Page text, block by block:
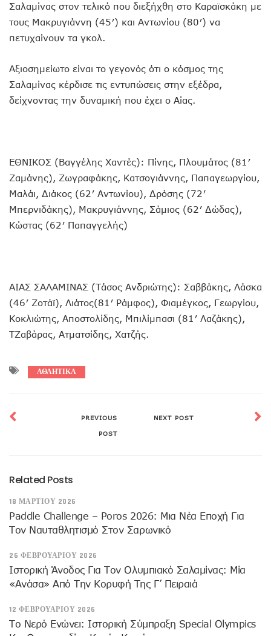
Σαλαμίνας στον τελικό που διεξήχθη στο Καραϊσκάκη με
τους Μακρυγιάννη (45′) και Αντωνίου (80′) να
πετυχαίνουν τα γκολ.
Αξιοσημείωτο είναι το γεγονός ότι ο κόσμος της
Σαλαμίνας κέρδισε τις εντυπώσεις στην εξέδρα,
δείχνοντας την δυναμική που έχει ο Αίας.
ΕΘΝΙΚΟΣ (Βαγγέλης Χαντές): Πίνης, Πλουμάτος (81′
Ζαμάνης), Ζωγραφάκης, Κατσογιάννης, Παπαγεωργίου,
Μαλάι, Διάκος (62′ Αντωνίου), Δρόσης (72′
Μπερνιδάκης), Μακρυγιάννης, Σάμιος (62′ Δώδας),
Κώστας (62′ Παπαγγελής)
ΑΙΑΣ ΣΑΛΑΜΙΝΑΣ (Τάσος Ανδριώτης): Σαββάκης, Λάσκα
(46′ Ζοτάϊ), Λιάτος(81′ Ράμφος), Φιαμέγκος, Γεωργίου,
Κοκλιώτης, Αποστολίδης, Μπιλίμπασι (81′ Λαζάκης),
ΤΖαβάρας, Ατματσίδης, Χατζής.
ΑΘΛΗΤΙΚΑ
PREVIOUS
POST
NEXT POST
Related Posts
18 ΜΑΡΤΊΟΥ 2026
Paddle Challenge – Poros 2026: Μια Νέα Εποχή Για
Τον Ναυταθλητισμό Στον Σαρωνικό
26 ΦΕΒΡΟΥΑΡΊΟΥ 2026
Ιστορική Άνοδος Για Τον Ολυμπιακό Σαλαμίνας: Μία
«Ανάσα» Από Την Κορυφή Της Γ’ Πειραιά
12 ΦΕΒΡΟΥΑΡΊΟΥ 2026
Το Νερό Ενώνει: Ιστορική Σύμπραξη Special Olympics